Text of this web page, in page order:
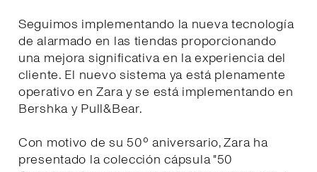
Seguimos implementando la nueva tecnología
de alarmado en las tiendas proporcionando
una mejora significativa en la experiencia del
cliente. El nuevo sistema ya está plenamente
operativo en Zara y se está implementando en
Bershka y Pull&Bear.
Con motivo de su 50º aniversario, Zara ha
presentado la colección cápsula "50